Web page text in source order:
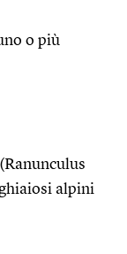
o più
alpini